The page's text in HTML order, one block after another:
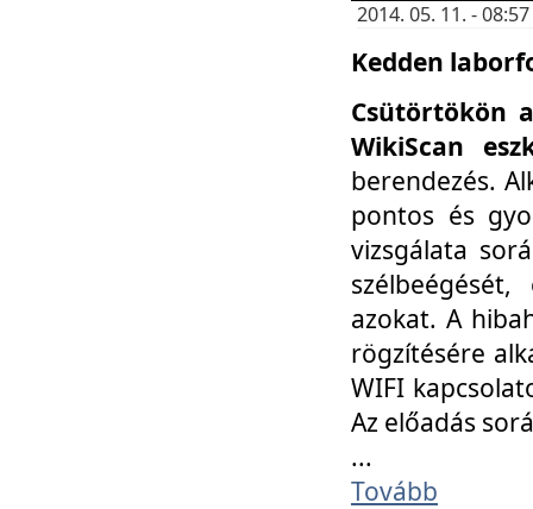
2014. 05. 11. -
Kedden
Csütörtökön
WikiScan
berendezés.
pontos és
vizsgálata
azokat. A
rögzítésére
WIFI
Az előadás
...
Tovább